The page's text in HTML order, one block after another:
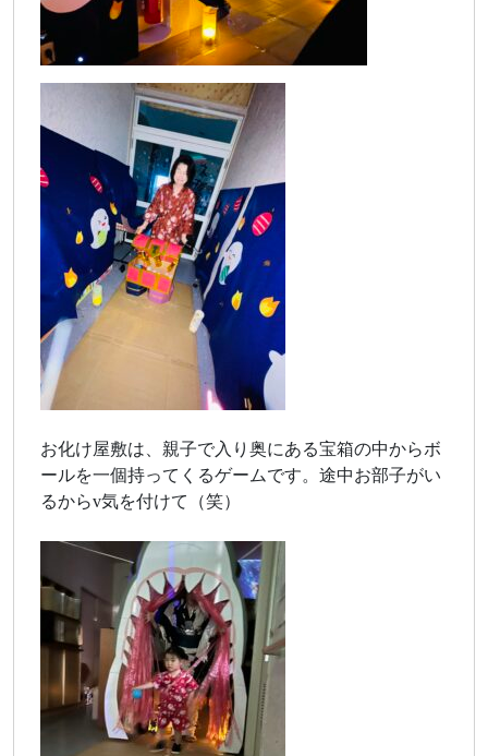
お化け屋敷は、親子で入り奥にある宝箱の中からボ
ールを一個持ってくるゲームです。途中お部子がい
るからv気を付けて（笑）